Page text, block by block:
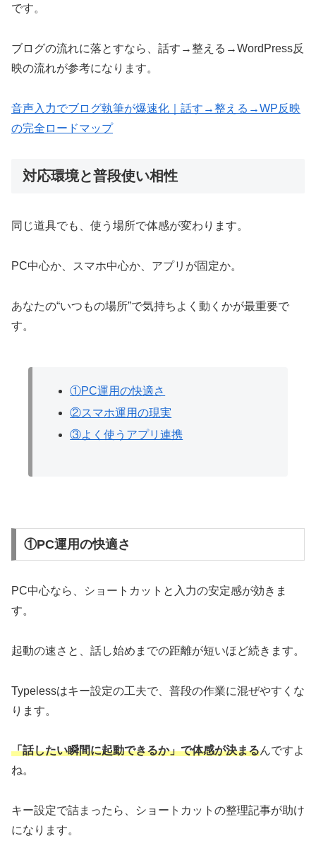
です。
ブログの流れに落とすなら、話す→整える→WordPress反
映の流れが参考になります。
音声入力でブログ執筆が爆速化｜話す→整える→WP反映
の完全ロードマップ
対応環境と普段使い相性
同じ道具でも、使う場所で体感が変わります。
PC中心か、スマホ中心か、アプリが固定か。
あなたの“いつもの場所”で気持ちよく動くかが最重要で
す。
①PC運用の快適さ
②スマホ運用の現実
③よく使うアプリ連携
①PC運用の快適さ
PC中心なら、ショートカットと入力の安定感が効きま
す。
起動の速さと、話し始めまでの距離が短いほど続きます。
Typelessはキー設定の工夫で、普段の作業に混ぜやすくな
ります。
「話したい瞬間に起動できるか」で体感が決まるんですよ
ね。
キー設定で詰まったら、ショートカットの整理記事が助け
になります。